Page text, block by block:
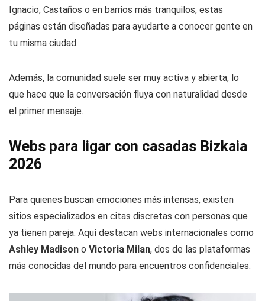
Ignacio, Castaños o en barrios más tranquilos, estas
páginas están diseñadas para ayudarte a conocer gente en
tu misma ciudad.
Además, la comunidad suele ser muy activa y abierta, lo
que hace que la conversación fluya con naturalidad desde
el primer mensaje.
Webs para ligar con casadas Bizkaia
2026
Para quienes buscan emociones más intensas, existen
sitios especializados en citas discretas con personas que
ya tienen pareja. Aquí destacan webs internacionales como
Ashley Madison o Victoria Milan, dos de las plataformas
más conocidas del mundo para encuentros confidenciales.